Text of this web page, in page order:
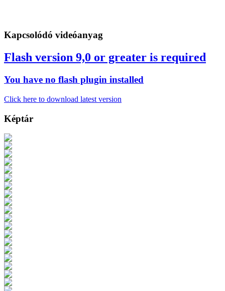
Kapcsolódó videóanyag
Flash version 9,0 or greater is required
You have no flash plugin installed
Click here to download latest version
Képtár